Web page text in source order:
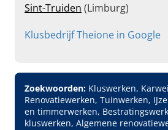
Sint-Truiden (Limburg)
Klusbedrijf Theione in Google
Zoekwoorden: Kluswerken,
Renovatiewerken, Tuinwerken,
en timmerwerken,
kluswerken, Algemene